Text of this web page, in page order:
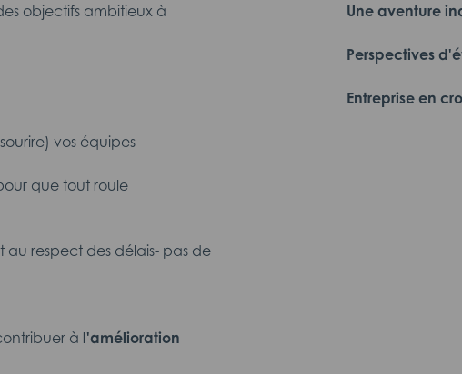
objectifs ambitieux à
vos équipes
que tout roule
au respect des délais- pas de
à l'amélioration
Une aventure
Perspectives
Entreprise en